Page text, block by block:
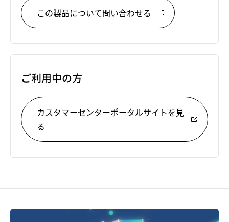
この製品について問い合わせる
ご利用中の方
カスタマーセンターポータルサイトを見
る